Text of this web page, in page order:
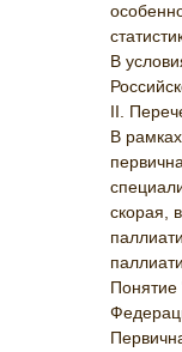
В
II.
В
скорая,
Понятие